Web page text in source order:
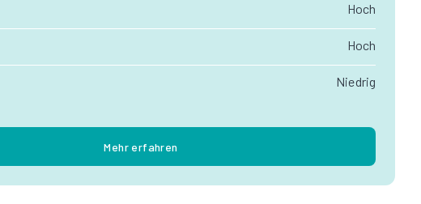
Hoch
Hoch
Niedrig
Mehr erfahren